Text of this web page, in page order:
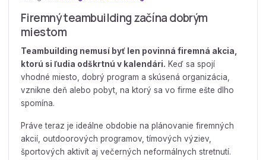
Firemný teambuilding začína dobrým
miestom
Teambuilding nemusí byť len povinná firemná akcia,
ktorú si ľudia odškrtnú v kalendári. Keď sa spojí
vhodné miesto, dobrý program a skúsená organizácia,
vznikne deň alebo pobyt, na ktorý sa vo firme ešte dlho
spomína.
Práve teraz je ideálne obdobie na plánovanie firemných
akcií, outdoorových programov, tímových výziev,
športových aktivít aj večerných neformálnych stretnutí.